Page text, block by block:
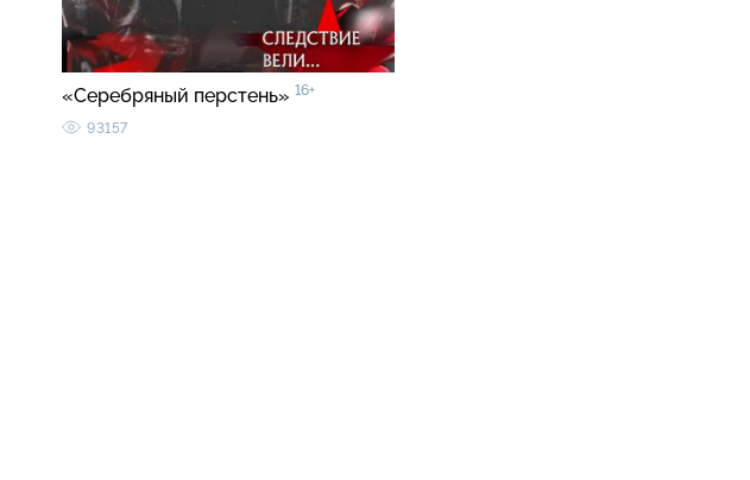
«Серебряный перстень» 16+
93157